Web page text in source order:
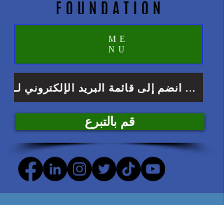
ME
NU
انضم إلى قائمة البريد الإلكتروني لـ HGF
قم بالتبرع